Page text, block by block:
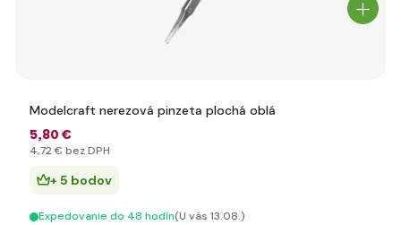
Modelcraft nerezová pinzeta plochá oblá
5,80 €
4,72 € bez DPH
+ 5 bodov
Expedovanie do 48 hodín(U vás 13.08.)